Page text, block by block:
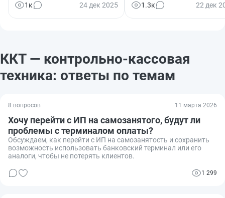
квартале 2026
1к 24 дек 2025 1.3к 22 дек
ККТ — контрольно-кассовая
техника: ответы по темам
8 вопросов 11 марта 2026
Хочу перейти с ИП на самозанятого, будут ли
проблемы с терминалом оплаты?
Обсуждаем, как перейти с ИП на самозанятость и сохранить
возможность использовать банковский терминал или его
аналоги, чтобы не потерять клиентов.
1 299